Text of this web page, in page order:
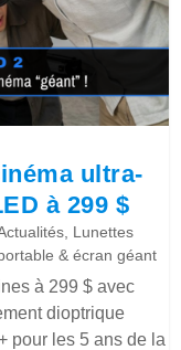
ultra-
à 299 $
Lunettes
& écran géant
à 299 $ avec
dioptrique
pour les 5 ans de la